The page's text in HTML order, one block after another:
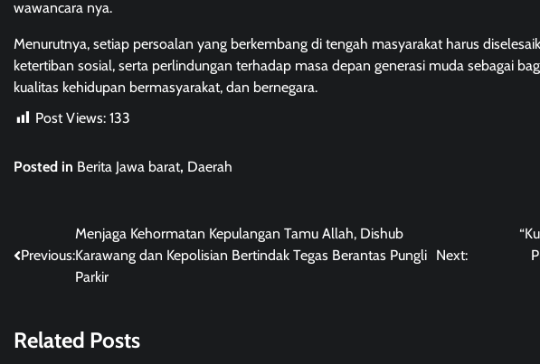
wawancara nya.
Menurutnya, setiap persoalan yang berkembang di tengah masyarakat harus
ketertiban sosial, serta perlindungan terhadap masa depan generasi muda sebagai
kualitas kehidupan bermasyarakat, dan bernegara.
Post Views: 133
Posted in Berita Jawa barat, Daerah
navigation
Previous:
Menjaga Kehormatan Kepulangan Tamu Allah, Dishub
Karawang dan Kepolisian Bertindak Tegas Berantas Pungli
Parkir
Next:
Related Posts